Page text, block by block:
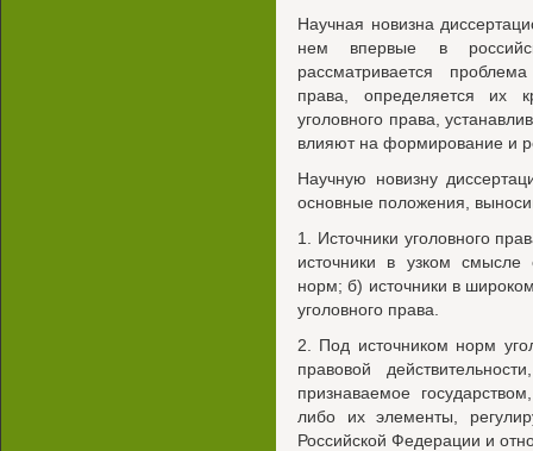
Научная новизна
нем впервые в
рассматривается
права, определяется их
уголовного права,
влияют на формирование и
Научную новизну
основные положения,
1. Источники уголовного
источники в узком смысле
норм; б) источники в
уголовного права.
2. Под источником норм
правовой
признаваемое
либо их элементы,
Российской Федерации и